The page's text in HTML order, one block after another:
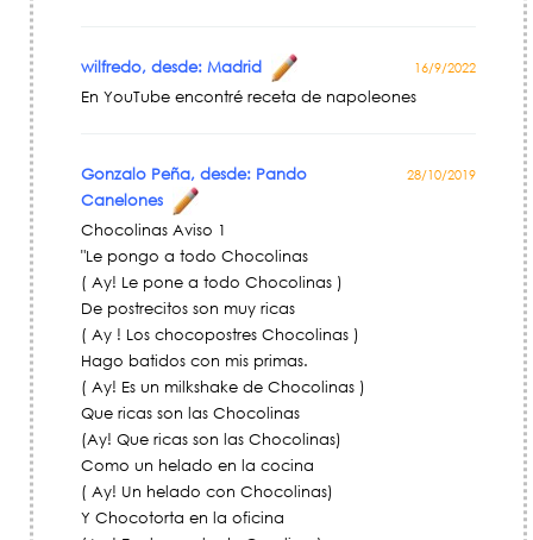
wilfredo, desde: Madrid 16/9/2022
En YouTube encontré receta de napoleones
Gonzalo Peña, desde: Pando
Canelones
28/10/2019
Chocolinas Aviso 1
"Le pongo a todo Chocolinas
( Ay! Le pone a todo Chocolinas )
De postrecitos son muy ricas
( Ay ! Los chocopostres Chocolinas )
Hago batidos con mis primas.
( Ay! Es un milkshake de Chocolinas )
Que ricas son las Chocolinas
(Ay! Que ricas son las Chocolinas)
Como un helado en la cocina
( Ay! Un helado con Chocolinas)
Y Chocotorta en la oficina